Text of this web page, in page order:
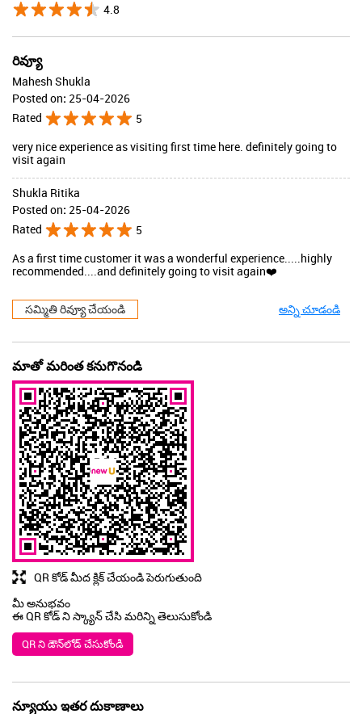
4.8
రివ్యూ
Mahesh Shukla
Posted on: 25-04-2026
Rated
5
very nice experience as visiting first time here. definitely going to
visit again
Shukla Ritika
Posted on: 25-04-2026
Rated
5
As a first time customer it was a wonderful experience.....highly
recommended....and definitely going to visit again❤️
సమ్మితి రివ్యూ చేయండి అన్ని చూడండి
మాతో మరింత కనుగొనండి
QR కోడ్ మీద క్లిక్ చేయండి పెరుగుతుంది
మీ అనుభవం
ఈ QR కోడ్ ని స్క్యాన్ చేసి మరిన్ని తెలుసుకోండి
QR ని డౌన్‌లోడ్ చేసుకోండి
న్యూయు ఇతర దుకాణాలు